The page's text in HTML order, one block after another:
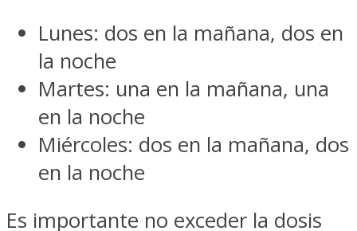
Lunes: dos en la mañana, dos en
la noche
Martes: una en la mañana, una
en la noche
Miércoles: dos en la mañana, dos
en la noche
Es importante no exceder la dosis